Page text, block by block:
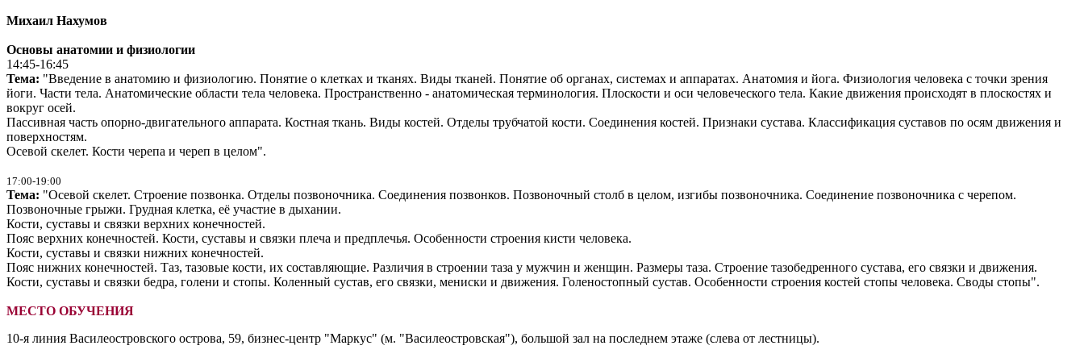
Михаил Нахумов
Основы анатомии и физиологии
14:45-16:45
Тема: "Введение в анатомию и физиологию. Понятие о клетках и тканях. Виды тканей. Понятие об органах, системах и аппаратах. Анатомия и йога. Физиология человека с точки зрения
йоги. Части тела. Анатомические области тела человека. Пространственно - анатомическая терминология. Плоскости и оси человеческого тела. Какие движения происходят в плоскостях и
вокруг осей.
Пассивная часть опорно-двигательного аппарата. Костная ткань. Виды костей. Отделы трубчатой кости. Соединения костей. Признаки сустава. Классификация суставов по осям движения и
поверхностям.
Осевой скелет. Кости черепа и череп в целом".
17:00-19:00
Тема: "Осевой скелет. Строение позвонка. Отделы позвоночника. Соединения позвонков. Позвоночный столб в целом, изгибы позвоночника. Соединение позвоночника с черепом.
Позвоночные грыжи. Грудная клетка, её участие в дыхании.
Кости, суставы и связки верхних конечностей.
Пояс верхних конечностей. Кости, суставы и связки плеча и предплечья. Особенности строения кисти человека.
Кости, суставы и связки нижних конечностей.
Пояс нижних конечностей. Таз, тазовые кости, их составляющие. Различия в строении таза у мужчин и женщин. Размеры таза. Строение тазобедренного сустава, его связки и движения.
Кости, суставы и связки бедра, голени и стопы. Коленный сустав, его связки, мениски и движения. Голеностопный сустав. Особенности строения костей стопы человека. Своды стопы".
МЕСТО ОБУЧЕНИЯ
10-я линия Василеостровского острова, 59, бизнес-центр "Маркус" (м. "Василеостровская"), большой зал на последнем этаже (слева от лестницы).